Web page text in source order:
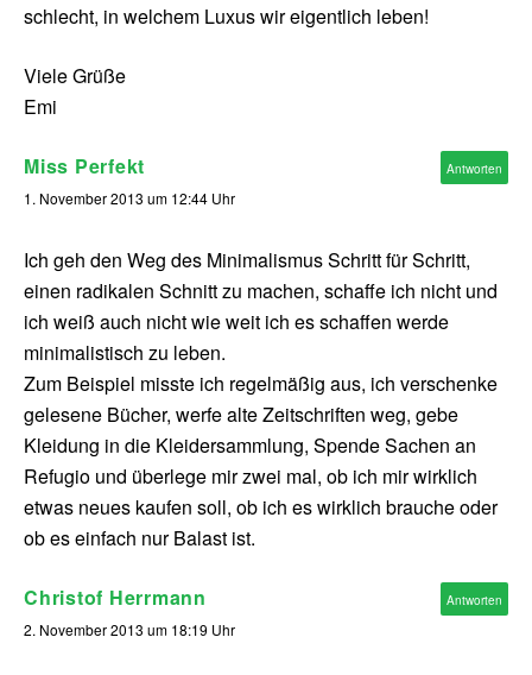
schlecht, in welchem Luxus wir eigentlich leben!
Viele Grüße
Emi
Miss Perfekt
1. November 2013 um 12:44 Uhr
Ich geh den Weg des Minimalismus Schritt für Schritt,
einen radikalen Schnitt zu machen, schaffe ich nicht und
ich weiß auch nicht wie weit ich es schaffen werde
minimalistisch zu leben.
Zum Beispiel misste ich regelmäßig aus, ich verschenke
gelesene Bücher, werfe alte Zeitschriften weg, gebe
Kleidung in die Kleidersammlung, Spende Sachen an
Refugio und überlege mir zwei mal, ob ich mir wirklich
etwas neues kaufen soll, ob ich es wirklich brauche oder
ob es einfach nur Balast ist.
Antworten
Christof Herrmann
2. November 2013 um 18:19 Uhr
Antworten